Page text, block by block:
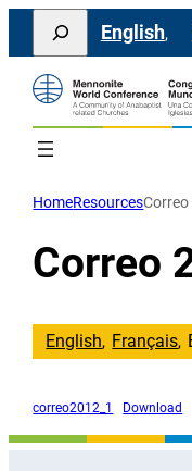
Saltar
contenido
Search
English
HomeResourcesCorreo
Correo
English Français
correo2012_1 Download